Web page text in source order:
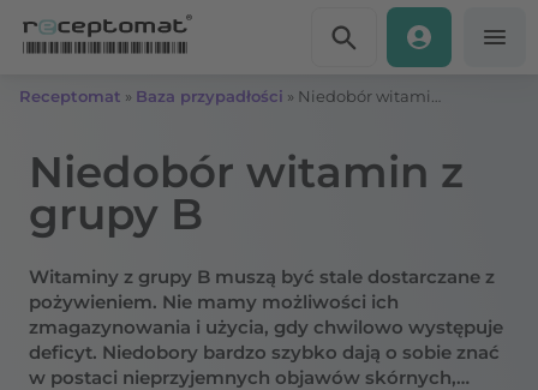
Receptomat » Baza przypadłości »
Niedobór witamin z
grupy B
Witaminy z grupy B muszą być stale dostarczane z
pożywieniem. Nie mamy możliwości ich
zmagazynowania i użycia, gdy chwilowo występuje
deficyt. Niedobory bardzo szybko dają o sobie znać
w postaci nieprzyjemnych objawów skórnych,